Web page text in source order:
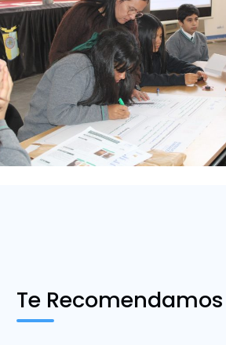
Te Recomendamos